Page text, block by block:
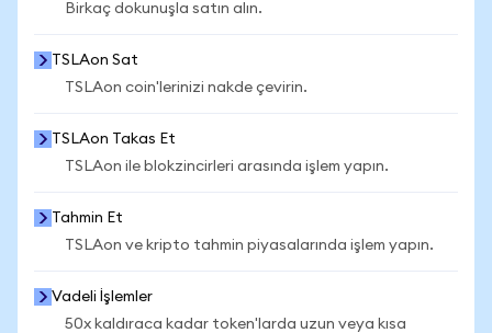
Birkaç dokunuşla satın alın.
TSLAon Sat
TSLAon coin'lerinizi nakde çevirin.
TSLAon Takas Et
TSLAon ile blokzincirleri arasında işlem yapın.
Tahmin Et
TSLAon ve kripto tahmin piyasalarında işlem yapın.
Vadeli İşlemler
50x kaldıraca kadar token'larda uzun veya kısa